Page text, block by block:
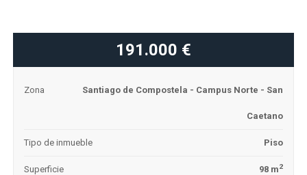
191.000 €
Zona Santiago de Compostela - Campus Norte - San
Caetano
Tipo de inmueble Piso
Superficie 98 m2